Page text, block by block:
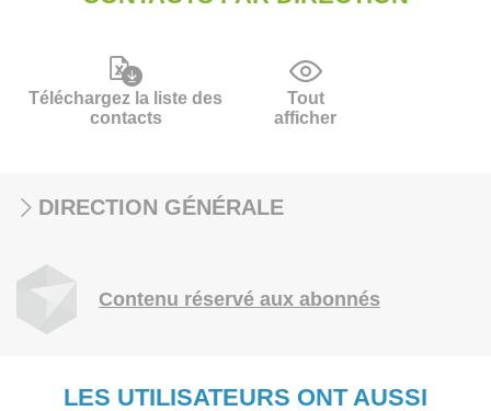
Téléchargez la liste des
contacts
Tout
afficher
DIRECTION GÉNÉRALE
Contenu réservé aux abonnés
LES UTILISATEURS ONT AUSSI